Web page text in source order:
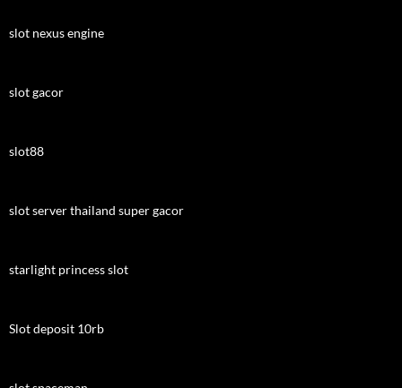
slot nexus engine
slot gacor
slot88
slot server thailand super gacor
starlight princess slot
Slot deposit 10rb